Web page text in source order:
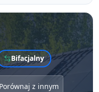
Bifacjalny
Porównaj z innym